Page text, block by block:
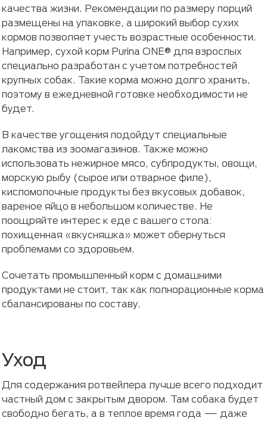
качества жизни. Рекомендации по размеру порций
размещены на упаковке, а широкий выбор сухих
кормов позволяет учесть возрастные особенности.
Например, сухой корм Purina ONE® для взрослых
специально разработан с учетом потребностей
крупных собак. Такие корма можно долго хранить,
поэтому в ежедневной готовке необходимости не
будет.
В качестве угощения подойдут специальные
лакомства из зоомагазинов. Также можно
использовать нежирное мясо, субпродукты, овощи,
морскую рыбу (сырое или отварное филе),
кисломолочные продукты без вкусовых добавок,
вареное яйцо в небольшом количестве. Не
поощряйте интерес к еде с вашего стола:
похищенная «вкусняшка» может обернуться
проблемами со здоровьем.
Сочетать промышленный корм с домашними
продуктами не стоит, так как полнорационные корма
сбалансированы по составу.
Уход
Для содержания ротвейлера лучше всего подходит
частный дом с закрытым двором. Там собака будет
свободно бегать, а в теплое время года — даже